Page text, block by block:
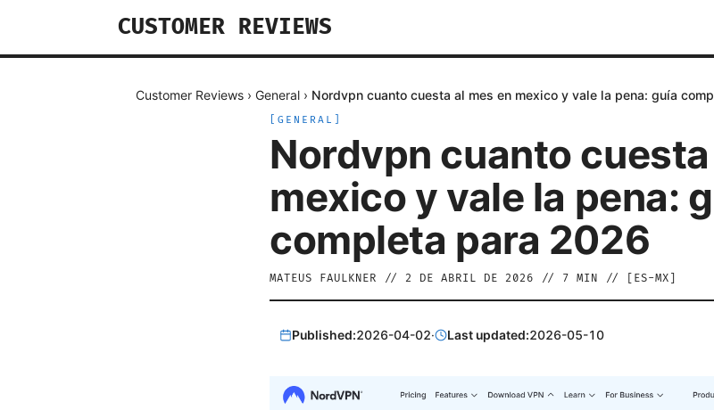
CUSTOMER REVIEWS
Customer Reviews › General › Nordvpn cuanto cuesta al mes en mexico y vale la pena: guía
GENERAL
Nordvpn cuanto
mexico y vale la pena:
completa para 2026
MATEUS FAULKNER // 2 DE ABRIL DE 2026 // 7 MIN // [ ES-MX
Published:2026-04-02· Last updated:2026-05-10